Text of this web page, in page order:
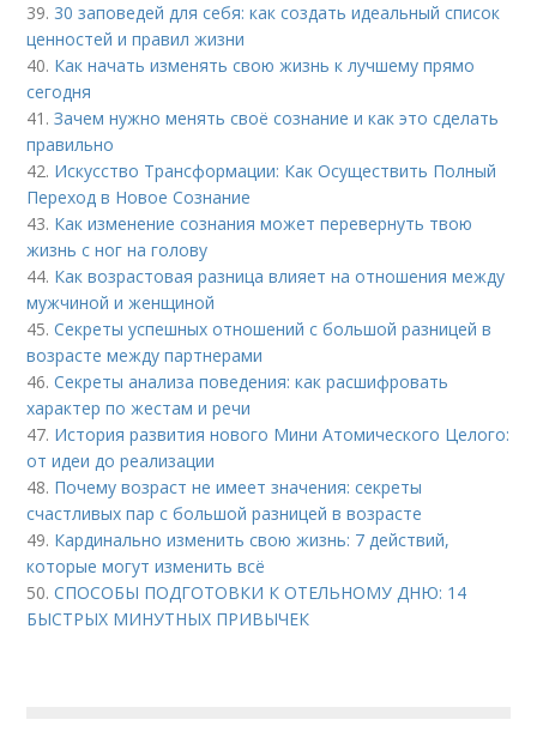
39. 30 заповедей для себя: как создать идеальный список
ценностей и правил жизни
40. Как начать изменять свою жизнь к лучшему прямо
сегодня
41.Зачем нужно менять своё сознание и как это сделать
правильно
42. Искусство Трансформации: Как Осуществить Полный
Переход в Новое Сознание
43. Как изменение сознания может перевернуть твою
жизнь с ног на голову
44. Как возрастовая разница влияет на отношения между
мужчиной и женщиной
45.Секреты успешных отношений с большой разницей в
возрасте между партнерами
46.Секреты анализа поведения: как расшифровать
характер по жестам и речи
47. История развития нового Мини Атомического Целого:
от идеи до реализации
48. Почему возраст не имеет значения: секреты
счастливых пар с большой разницей в возрасте
49. Кардинально изменить свою жизнь: 7 действий,
которые могут изменить всё
50.СПОСОБЫ ПОДГОТОВКИ К ОТЕЛЬНОМУ ДНЮ: 14
БЫСТРЫХ МИНУТНЫХ ПРИВЫЧЕК